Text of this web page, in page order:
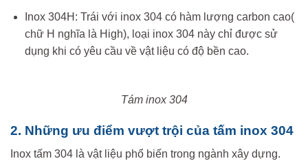
Inox 304H: Trái với inox 304 có hàm lượng carbon cao(
chữ H nghĩa là High), loại inox 304 này chỉ được sử
dụng khi có yêu cầu về vật liệu có độ bền cao.
Tám inox 304
2. Những ưu điểm vượt trội của tấm inox 304
Inox tấm 304 là vật liệu phổ biến trong ngành xây dựng.